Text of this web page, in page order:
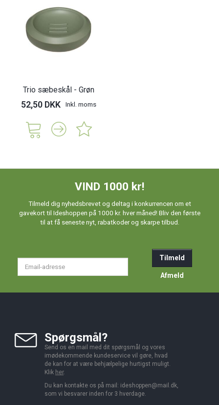
Trio sæbeskål - Grøn
52,50 DKK Inkl. moms
VIND 1000 kr!
Tilmeld dig nyhedsbrevet og deltag i konkurrencen om et
gavekort til Ideshoppen på 1000 kr. hver måned! Bliv den første
til at få seneste nyt, rabatkoder og skarpe tilbud.
Tilmeld
Afmeld
Spørgsmål?
Send os en mail med dit spørgsmål og vores
imødekommende kundeservice vil gøre, hvad
de kan for at være behjælpelige hurtigst muligt.
Klik her.
Du kan kontakte os på mail: ideshoppen@mail.dk,
som vi besvarer inden for 3 hverdage.